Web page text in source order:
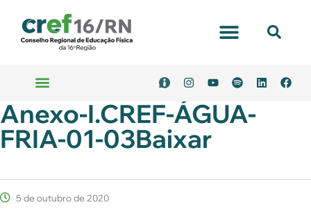
Anexo-I.CREF-ÁGUA-
FRIA-01-03Baixar
5 de outubro de 2020